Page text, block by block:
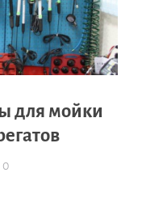
для мойки